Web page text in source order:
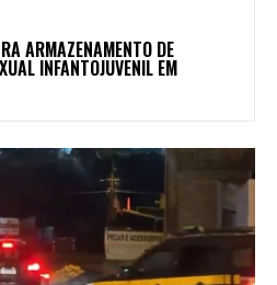
ARMAZENAMENTO DE
INFANTOJUVENIL EM